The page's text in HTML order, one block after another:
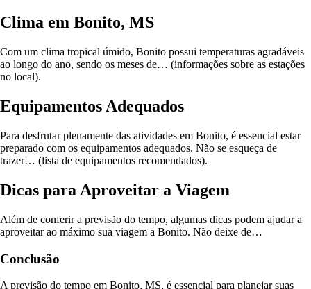
Clima em Bonito, MS
Com um clima tropical úmido, Bonito possui temperaturas agradáveis
ao longo do ano, sendo os meses de… (informações sobre as estações
no local).
Equipamentos Adequados
Para desfrutar plenamente das atividades em Bonito, é essencial estar
preparado com os equipamentos adequados. Não se esqueça de
trazer… (lista de equipamentos recomendados).
Dicas para Aproveitar a Viagem
Além de conferir a previsão do tempo, algumas dicas podem ajudar a
aproveitar ao máximo sua viagem a Bonito. Não deixe de…
Conclusão
A previsão do tempo em Bonito, MS, é essencial para planejar suas